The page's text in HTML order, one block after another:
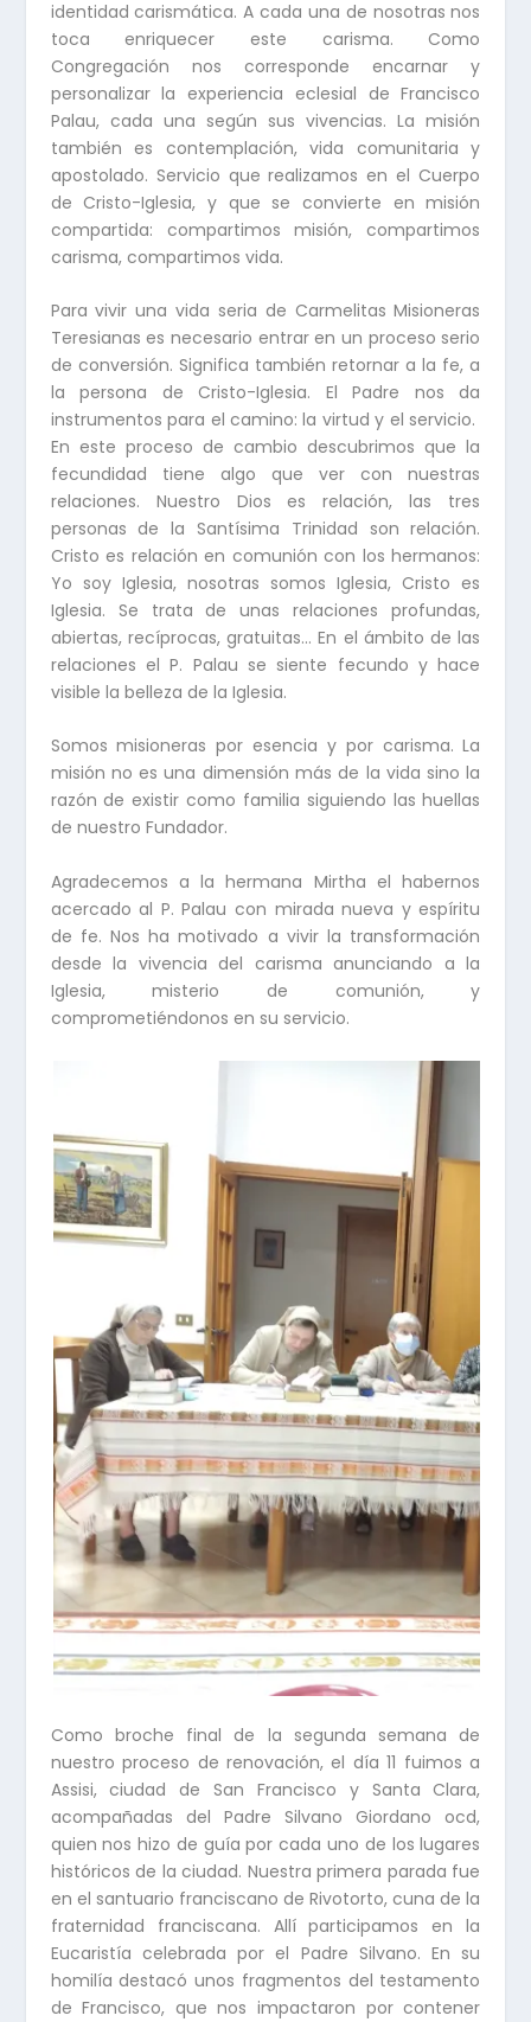
identidad carismática. A cada una de nosotras nos
toca enriquecer este carisma. Como
Congregación nos corresponde encarnar y
personalizar la experiencia eclesial de Francisco
Palau, cada una según sus vivencias. La misión
también es contemplación, vida comunitaria y
apostolado. Servicio que realizamos en el Cuerpo
de Cristo-Iglesia, y que se convierte en misión
compartida: compartimos misión, compartimos
carisma, compartimos vida.
Para vivir una vida seria de Carmelitas Misioneras
Teresianas es necesario entrar en un proceso serio
de conversión. Significa también retornar a la fe, a
la persona de Cristo-Iglesia. El Padre nos da
instrumentos para el camino: la virtud y el servicio.
En este proceso de cambio descubrimos que la
fecundidad tiene algo que ver con nuestras
relaciones. Nuestro Dios es relación, las tres
personas de la Santísima Trinidad son relación.
Cristo es relación en comunión con los hermanos:
Yo soy Iglesia, nosotras somos Iglesia, Cristo es
Iglesia. Se trata de unas relaciones profundas,
abiertas, recíprocas, gratuitas… En el ámbito de las
relaciones el P. Palau se siente fecundo y hace
visible la belleza de la Iglesia.
Somos misioneras por esencia y por carisma. La
misión no es una dimensión más de la vida sino la
razón de existir como familia siguiendo las huellas
de nuestro Fundador.
Agradecemos a la hermana Mirtha el habernos
acercado al P. Palau con mirada nueva y espíritu
de fe. Nos ha motivado a vivir la transformación
desde la vivencia del carisma anunciando a la
Iglesia, misterio de comunión, y
comprometiéndonos en su servicio.
Como broche final de la segunda semana de
nuestro proceso de renovación, el día 11 fuimos a
Assisi, ciudad de San Francisco y Santa Clara,
acompañadas del Padre Silvano Giordano ocd,
quien nos hizo de guía por cada uno de los lugares
históricos de la ciudad. Nuestra primera parada fue
en el santuario franciscano de Rivotorto, cuna de la
fraternidad franciscana. Allí participamos en la
Eucaristía celebrada por el Padre Silvano. En su
homilía destacó unos fragmentos del testamento
de Francisco, que nos impactaron por contener